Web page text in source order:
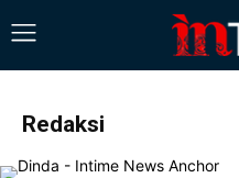
Redaksi